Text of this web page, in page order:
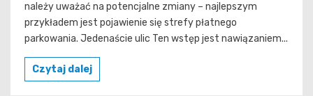
należy uważać na potencjalne zmiany – najlepszym
przykładem jest pojawienie się strefy płatnego
parkowania. Jedenaście ulic Ten wstęp jest nawiązaniem...
Czytaj dalej